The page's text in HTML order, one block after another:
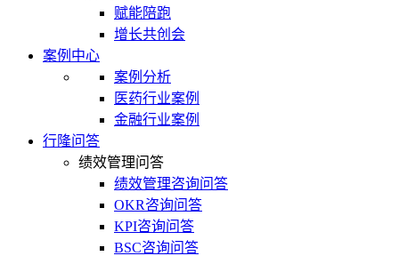
赋能陪跑
增长共创会
案例中心
案例分析
医药行业案例
金融行业案例
行隆问答
绩效管理问答
绩效管理咨询问答
OKR咨询问答
KPI咨询问答
BSC咨询问答